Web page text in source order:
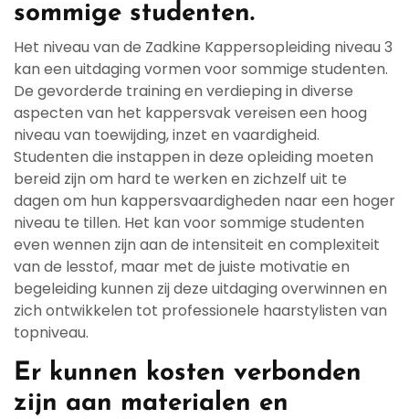
sommige studenten.
Het niveau van de Zadkine Kappersopleiding niveau 3
kan een uitdaging vormen voor sommige studenten.
De gevorderde training en verdieping in diverse
aspecten van het kappersvak vereisen een hoog
niveau van toewijding, inzet en vaardigheid.
Studenten die instappen in deze opleiding moeten
bereid zijn om hard te werken en zichzelf uit te
dagen om hun kappersvaardigheden naar een hoger
niveau te tillen. Het kan voor sommige studenten
even wennen zijn aan de intensiteit en complexiteit
van de lesstof, maar met de juiste motivatie en
begeleiding kunnen zij deze uitdaging overwinnen en
zich ontwikkelen tot professionele haarstylisten van
topniveau.
Er kunnen kosten verbonden
zijn aan materialen en